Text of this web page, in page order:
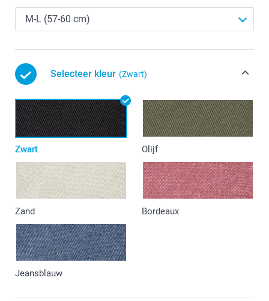
Selecteer kleur (Zwart)
Zwart Olijf
Zand Bordeaux
Jeansblauw